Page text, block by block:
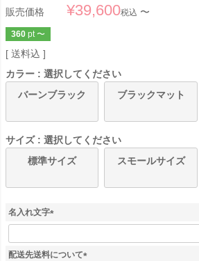
販売価格 ¥39,600税込 〜
360 pt 〜
送料込
カラー
選択してください
バーンブラック
ブラックマット
サイズ
選択してください
標準サイズ
スモールサイズ
名入れ文字
(
必
須
配送先送料について